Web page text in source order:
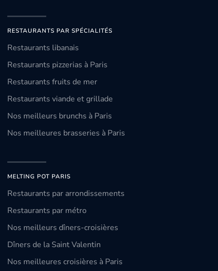
RESTAURANTS PAR SPÉCIALITÉS
Restaurants libanais
Restaurants pizzerias à Paris
Restaurants fruits de mer
Restaurants viande et grillade
Nos meilleurs brunchs à Paris
Nos meilleures brasseries à Paris
MELTING POT PARIS
Restaurants par arrondissements
Restaurants par métro
Nos meilleurs dîners-croisières
Dîners de la Saint Valentin
Nos meilleures croisières à Paris